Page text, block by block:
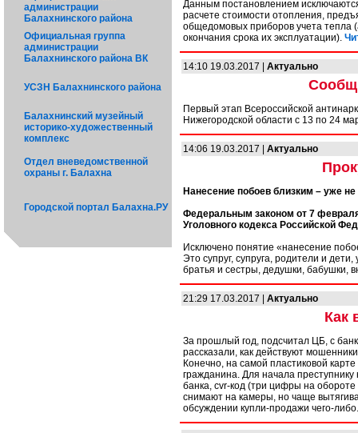
администрации
Балахнинского района
Официальная группа
администрации
Балахнинского района ВК
УСЗН Балахнинского района
Балахнинский музейный
историко-художественный
комплекс
Отдел вневедомственной
охраны г. Балахна
Городской портал Балахна.РУ
Данным постановлением
расчете стоимости отопления,
общедомовых приборов учета тепла
окончания срока их эксплуатации).
14:10 19.03.2017 | Актуально
Первый этап Всероссийской
Нижегородской области с 13 по 24
14:06 19.03.2017 | Актуально
Нанесение побоев близким – уже
Федеральным законом от 7
Уголовного кодекса Российской
Исключено понятие «нанесение
Это супруг, супруга, родители и
братья и сестры, дедушки, бабушки,
21:29 17.03.2017 | Актуально
Как
За прошлый год, подсчитал ЦБ, с
рассказали, как действуют
Конечно, на самой пластиковой
гражданина. Для начала
банка, cvr-код (три цифры на
снимают на камеры, но чаще
обсуждении купли-продажи чего-